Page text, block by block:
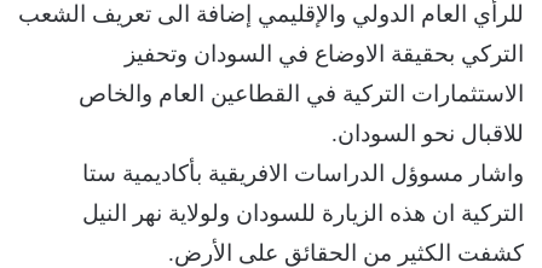
للرأي العام الدولي والإقليمي إضافة الى تعريف الشعب
التركي بحقيقة الاوضاع في السودان وتحفيز
الاستثمارات التركية في القطاعين العام والخاص
للاقبال نحو السودان.
واشار مسوؤل الدراسات الافريقية بأكاديمية ستا
التركية ان هذه الزيارة للسودان ولولاية نهر النيل
كشفت الكثير من الحقائق على الأرض.